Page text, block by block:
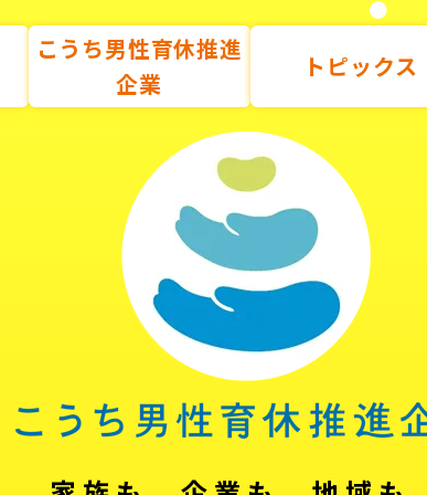
こうち男性育休推進
企業
トピックス